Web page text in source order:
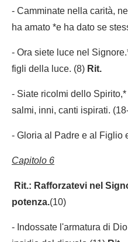
- Camminate nella carità,
ha amato *e ha dato se
- Ora siete luce nel
figli della luce. (8)Rit.
- Siate ricolmi dello
salmi, inni, canti ispirati.
- Gloria al Padre e al Figlio
Capitolo 6
Rit.: Rafforzatevi nel
potenza.(10)
- Indossate l'armatura di